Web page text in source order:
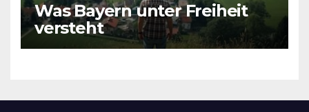
Was Bayern unter Freiheit
versteht